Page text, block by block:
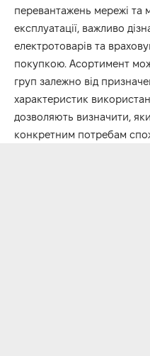
перевантажень мережі та
експлуатації, важливо
електротоварів та
покупкою. Асортимент
груп залежно від
характеристик
дозволяють визначити,
конкретним потребам